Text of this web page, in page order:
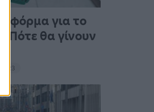
για το
Πότε θα γίνουν
2023